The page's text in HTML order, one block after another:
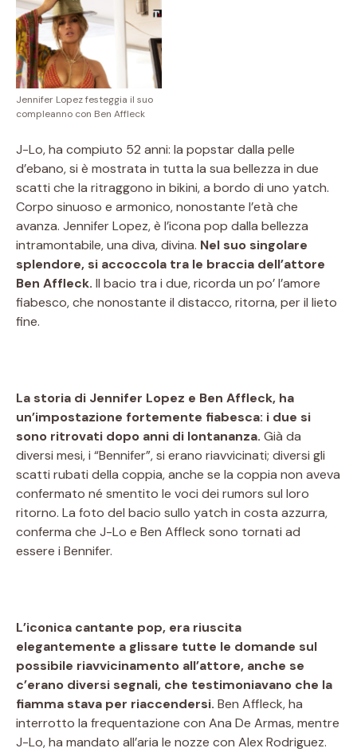
Jennifer Lopez festeggia il suo
compleanno con Ben Affleck
J-Lo, ha compiuto 52 anni: la popstar dalla pelle
d’ebano, si è mostrata in tutta la sua bellezza in due
scatti che la ritraggono in bikini, a bordo di uno yatch.
Corpo sinuoso e armonico, nonostante l’età che
avanza. Jennifer Lopez, è l’icona pop dalla bellezza
intramontabile, una diva, divina. Nel suo singolare
splendore, si accoccola tra le braccia dell’attore
Ben Affleck. Il bacio tra i due, ricorda un po’ l’amore
fiabesco, che nonostante il distacco, ritorna, per il lieto
fine.
La storia di Jennifer Lopez e Ben Affleck, ha
un’impostazione fortemente fiabesca: i due si
sono ritrovati dopo anni di lontananza. Già da
diversi mesi, i “Bennifer”, si erano riavvicinati; diversi gli
scatti rubati della coppia, anche se la coppia non aveva
confermato né smentito le voci dei rumors sul loro
ritorno. La foto del bacio sullo yatch in costa azzurra,
conferma che J-Lo e Ben Affleck sono tornati ad
essere i Bennifer.
L’iconica cantante pop, era riuscita
elegantemente a glissare tutte le domande sul
possibile riavvicinamento all’attore, anche se
c’erano diversi segnali, che testimoniavano che la
fiamma stava per riaccendersi. Ben Affleck, ha
interrotto la frequentazione con Ana De Armas, mentre
J-Lo, ha mandato all’aria le nozze con Alex Rodriguez.